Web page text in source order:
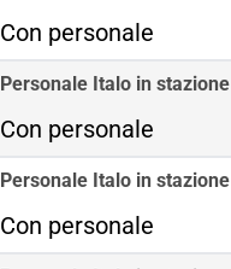
Con personale
Personale Italo in stazione
Con personale
Personale Italo in stazione
Con personale